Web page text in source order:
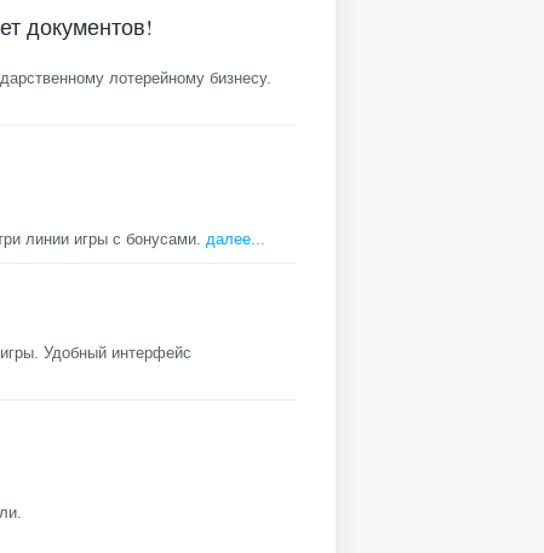
документов!
лотерейному бизнесу.
линии игры с бонусами.далее...
Удобный интерфейс